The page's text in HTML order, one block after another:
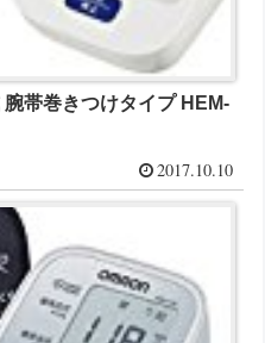
帯巻きつけタイプ HEM-
2017.10.10